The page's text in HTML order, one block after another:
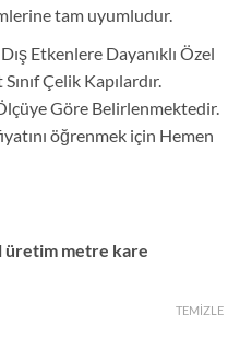
tam uyumludur.
Etkenlere Dayanıklı Özel
Çelik Kapılardır.
Göre Belirlenmektedir.
öğrenmek için Hemen
üretim metre kare
TEMIZLE